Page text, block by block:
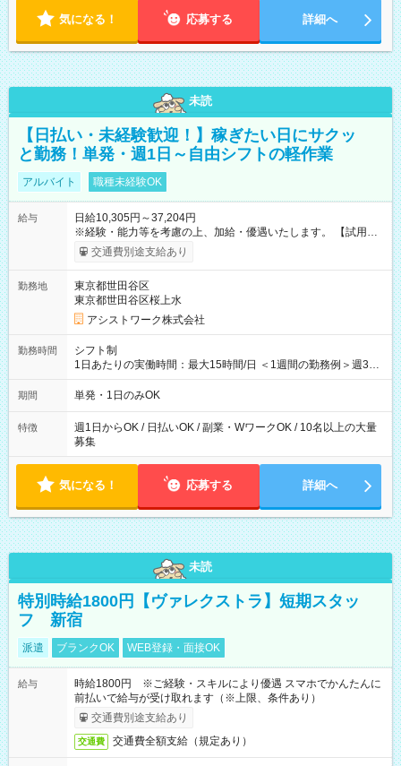
気になる！ 応募する 詳細へ
未読
【日払い・未経験歓迎！】稼ぎたい日にサクッ
と勤務！単発・週1日～自由シフトの軽作業
アルバイト 職種未経験OK
給与
日給10,305円～37,204円
※経験・能力等を考慮の上、加給・優遇いたします。 【試用期
間】試用期間なし
交通費別途支給あり
勤務地
東京都世田谷区
東京都世田谷区桜上水
アシストワーク株式会社
勤務時間
シフト制
1日あたりの実働時間：最大15時間/日 ＜1週間の勤務例＞週3回
勤務 勤務：月・水・金 休み：火・木・土・日 好きな時にお仕事
可能です！ ※1日あたりの最大実働時間は日勤、夜勤共に勤務し
期間 単発・1日のみOK
特徴
週1日からOK / 日払いOK / 副業・WワークOK / 10名以上の大量
募集
気になる！ 応募する 詳細へ
未読
特別時給1800円【ヴァレクストラ】短期スタッ
フ 新宿
派遣 ブランクOK WEB登録・面接OK
給与
時給1800円 ※ご経験・スキルにより優遇 スマホでかんたんに
前払いで給与が受け取れます（※上限、条件あり）
交通費別途支給あり
交通費 交通費全額支給（規定あり）